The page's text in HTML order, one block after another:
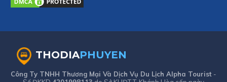
THODIAPHUYEN
Công Ty TNHH Thương Mại Và Dịch Vụ Du Lịch Alpha Tourist -